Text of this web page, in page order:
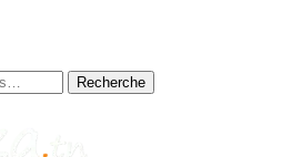
Recherche